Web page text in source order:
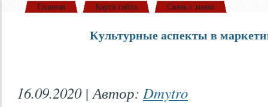
Главная Карта сайта Связь с нами
Культурные аспекты в
16.09.2020 | Автор: Dmytro